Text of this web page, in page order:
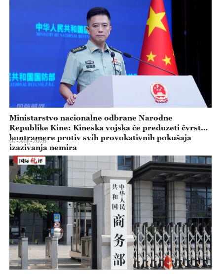
Ministarstvo nacionalne odbrane Narodne
Republike Kine: Kineska vojska će preduzeti čvrste
kontramere protiv svih provokativnih pokušaja
izazivanja nemira
07-Aug-2026